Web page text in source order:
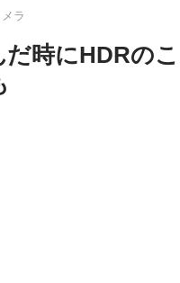
メラ
だ時にHDRの